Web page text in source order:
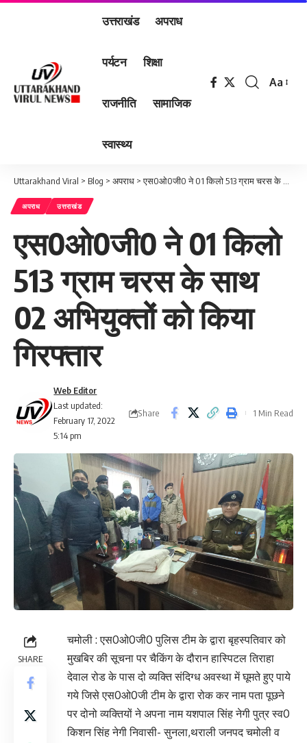
उत्तराखंड अपराध
पर्यटन शिक्षा
राजनीति सामाजिक
स्वास्थ्य
Font
Aa
Uttarakhand Viral > Blog > अपराध >एस0ओ0जी0 ने 01 किलो 513 ग्राम चरस के साथ 02 अभियुक्तों को किया गिरफ्तार
अपराध उत्तराखंड
एस0ओ0जी0 ने 01 किलो
513 ग्राम चरस के साथ
02 अभियुक्तों को किया
गिरफ्तार
Last updated:
February 17, 2022
5:14 pm
Web Editor
Share 1 Min Read
SHARE
चमोली : एस0ओ0जी0 पुलिस टीम के द्वारा बृहस्पतिवार को
मुखबिर की सूचना पर चैकिंग के दौरान हास्पिटल तिराहा
देवाल रोड के पास दो व्यक्ति संदिग्ध अवस्था में घूमते हुए पाये
गये जिसे एस0ओ0जी टीम के द्वारा रोक कर नाम पता पूछने
पर दोनो व्यक्तियों ने अपना नाम यशपाल सिंह नेगी पुत्र स्व0
किशन सिंह नेगी निवासी- सुनला,थराली जनपद चमोली व